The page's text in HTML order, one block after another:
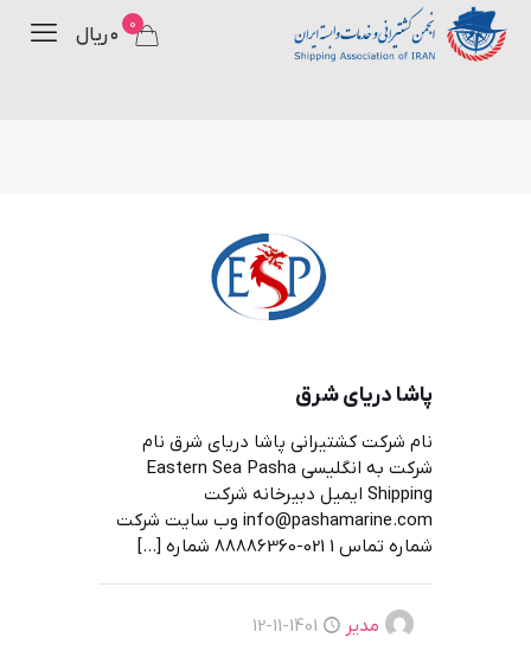
0 ۰ ریال
پاشا دریای شرق
نام شرکت کشتیرانی پاشا دریای شرق نام
شرکت به انگلیسی Eastern Sea Pasha
Shipping ایمیل دبیرخانه شرکت
info@pashamarine.com وب سایت شرکت
شماره تماس 1 021-88886360 شماره
[…]
مدیر 1401-11-12